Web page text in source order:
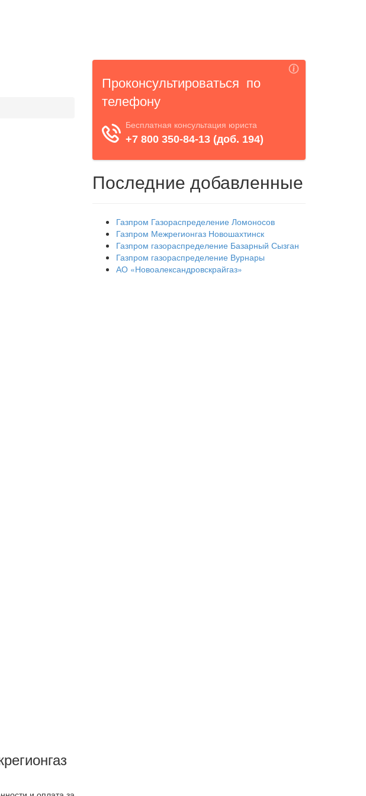
Последние добавленные
Газпром Газораспределение Ломоносов
Газпром Межрегионгаз Новошахтинск
Газпром газораспределение Базарный Сызган
Газпром газораспределение Вурнары
АО «Новоалександровскрайгаз»